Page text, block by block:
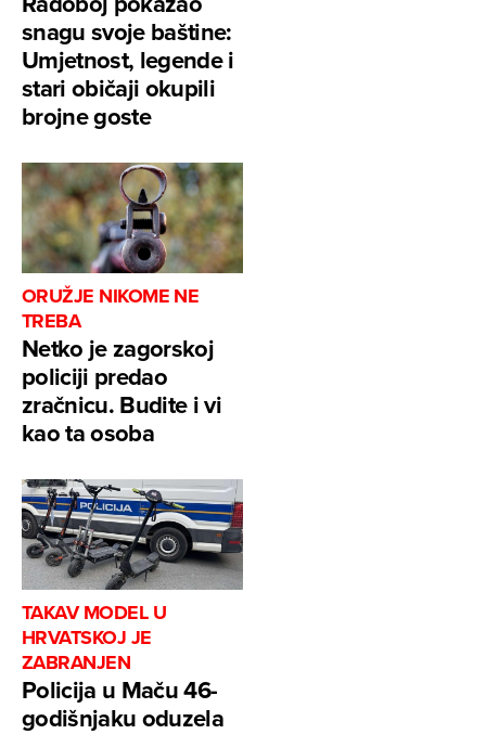
snagu svoje baštine:
Umjetnost, legende i
stari običaji okupili
brojne goste
ORUŽJE NIKOME NE
TREBA
Netko je zagorskoj
policiji predao
zračnicu. Budite i vi
kao ta osoba
TAKAV MODEL U
HRVATSKOJ JE
ZABRANJEN
Policija u Maču 46-
godišnjaku oduzela